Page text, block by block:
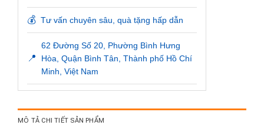
💰 Tư vấn chuyên sâu, quà tặng hấp dẫn
📍
62 Đường Số 20, Phường Bình Hưng
Hòa, Quận Bình Tân, Thành phố Hồ Chí
Minh, Việt Nam
MÔ TẢ CHI TIẾT SẢN PHẨM